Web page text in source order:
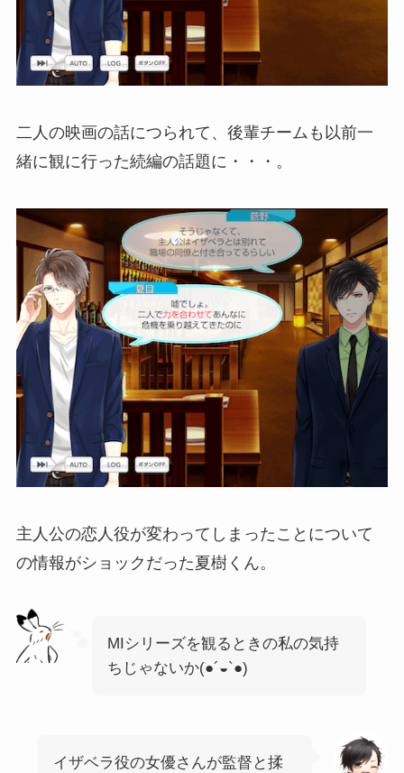
二人の映画の話につられて、後輩チームも以前一
緒に観に行った続編の話題に・・・。
主人公の恋人役が変わってしまったことについて
の情報がショックだった夏樹くん。
MIシリーズを観るときの私の気持
ちじゃないか(●´◒`●)
イザベラ役の女優さんが監督と揉